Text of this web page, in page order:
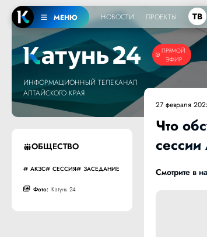
МЕНЮ НОВОСТИ ПРОЕКТЫ ТВ
ПРЯМОЙ
ЭФИР
ИНФОРМАЦИОННЫЙ ТЕЛЕКАНАЛ
АЛТАЙСКОГО КРАЯ
ОБЩЕСТВО
АКЗС СЕССИЯ ЗАСЕДАНИЕ
Фото: Катунь 24
27 февраля
Что
Смотрите в